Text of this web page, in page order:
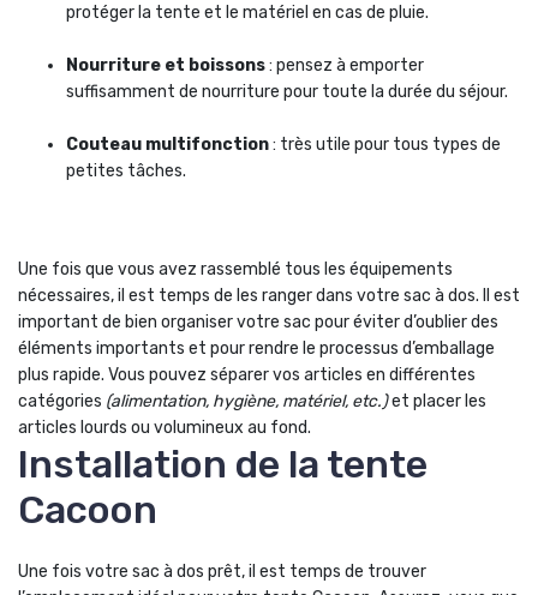
protéger la tente et le matériel en cas de pluie.
Nourriture et boissons: pensez à emporter
suffisamment de nourriture pour toute la durée du séjour.
Couteau multifonction: très utile pour tous types de
petites tâches.
Une fois que vous avez rassemblé tous les équipements
nécessaires, il est temps de les ranger dans votre sac à dos. Il est
important de bien organiser votre sac pour éviter d’oublier des
éléments importants et pour rendre le processus d’emballage
plus rapide. Vous pouvez séparer vos articles en différentes
catégories (alimentation, hygiène, matériel, etc.)et placer les
articles lourds ou volumineux au fond.
Installation de la tente
Cacoon
Une fois votre sac à dos prêt, il est temps de trouver